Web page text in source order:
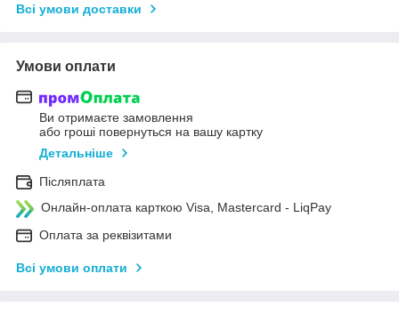
Всі умови доставки
Умови оплати
Ви отримаєте замовлення
або гроші повернуться на вашу картку
Детальніше
Післяплата
Онлайн-оплата карткою Visa, Mastercard - LiqPay
Оплата за реквізитами
Всі умови оплати